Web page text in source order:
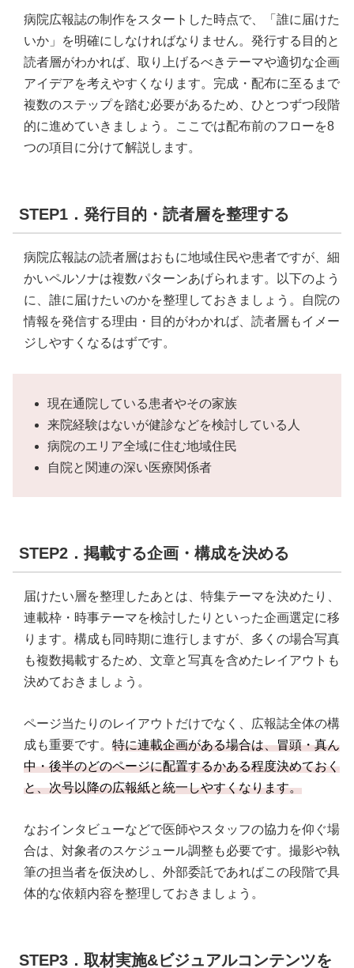
病院広報誌の制作をスタートした時点で、「誰に届けた
いか」を明確にしなければなりません。発行する目的と
読者層がわかれば、取り上げるべきテーマや適切な企画
アイデアを考えやすくなります。完成・配布に至るまで
複数のステップを踏む必要があるため、ひとつずつ段階
的に進めていきましょう。ここでは配布前のフローを8
つの項目に分けて解説します。
STEP1．発行目的・読者層を整理する
病院広報誌の読者層はおもに地域住民や患者ですが、細
かいペルソナは複数パターンあげられます。以下のよう
に、誰に届けたいのかを整理しておきましょう。自院の
情報を発信する理由・目的がわかれば、読者層もイメー
ジしやすくなるはずです。
現在通院している患者やその家族
来院経験はないが健診などを検討している人
病院のエリア全域に住む地域住民
自院と関連の深い医療関係者
STEP2．掲載する企画・構成を決める
届けたい層を整理したあとは、特集テーマを決めたり、
連載枠・時事テーマを検討したりといった企画選定に移
ります。構成も同時期に進行しますが、多くの場合写真
も複数掲載するため、文章と写真を含めたレイアウトも
決めておきましょう。
ページ当たりのレイアウトだけでなく、広報誌全体の構
成も重要です。 特に連載企画がある場合は、冒頭・真ん
中・後半のどのページに配置するかある程度決めておく
と、次号以降の広報紙と統一しやすくなります。
なおインタビューなどで医師やスタッフの協力を仰ぐ場
合は、対象者のスケジュール調整も必要です。撮影や執
筆の担当者を仮決めし、外部委託であればこの段階で具
体的な依頼内容を整理しておきましょう。
STEP3．取材実施&ビジュアルコンテンツを